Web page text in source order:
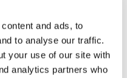
and ads, to
to analyse our traffic.
your use of our site with
analytics partners who
€